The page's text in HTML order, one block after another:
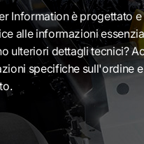
Information è progettato
alle informazioni
ulteriori dettagli tecnici?
specifiche sull'ordine